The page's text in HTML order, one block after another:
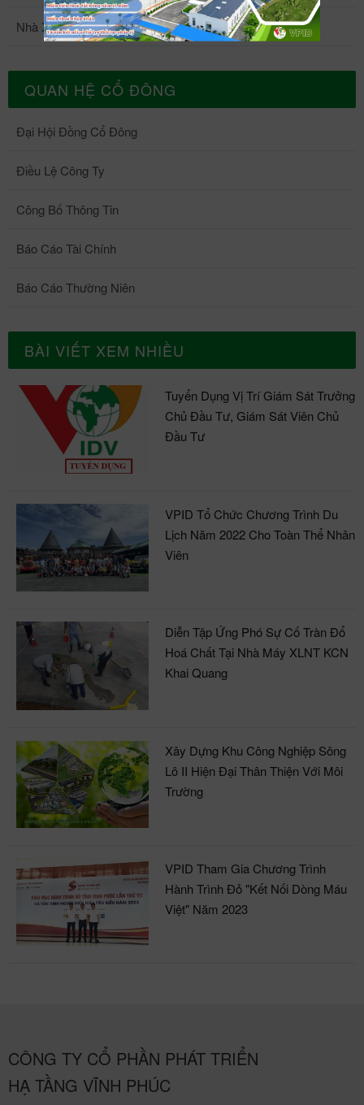
Nhà Xưởng 5
QUAN HỆ CỔ ĐÔNG
Đại Hội Đồng Cổ Đông
Điều Lệ Công Ty
Công Bố Thông Tin
Báo Cáo Tài Chính
Báo Cáo Thường Niên
BÀI VIẾT XEM NHIỀU
Tuyển Dụng Vị Trí Giám Sát Trưởng
Chủ Đầu Tư, Giám Sát Viên Chủ
Đầu Tư
VPID Tổ Chức Chương Trình Du
Lịch Năm 2022 Cho Toàn Thể Nhân
Viên
Diễn Tập Ứng Phó Sự Cố Tràn Đổ
Hoá Chất Tại Nhà Máy XLNT KCN
Khai Quang
Xây Dựng Khu Công Nghiệp Sông
Lô II Hiện Đại Thân Thiện Với Môi
Trường
VPID Tham Gia Chương Trình
Hành Trình Đỏ "Kết Nối Dòng Máu
Việt" Năm 2023
CÔNG TY CỔ PHẦN PHÁT TRIỂN
HẠ TẦNG VĨNH PHÚC